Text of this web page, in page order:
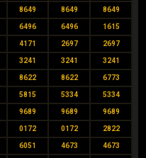
8649 8649 8649
6496 6496 1615
4171 2697 2697
3241 3241 3241
8622 8622 6773
5815 5334 5334
9689 9689 9689
0172 0172 2822
6051 4673 4673